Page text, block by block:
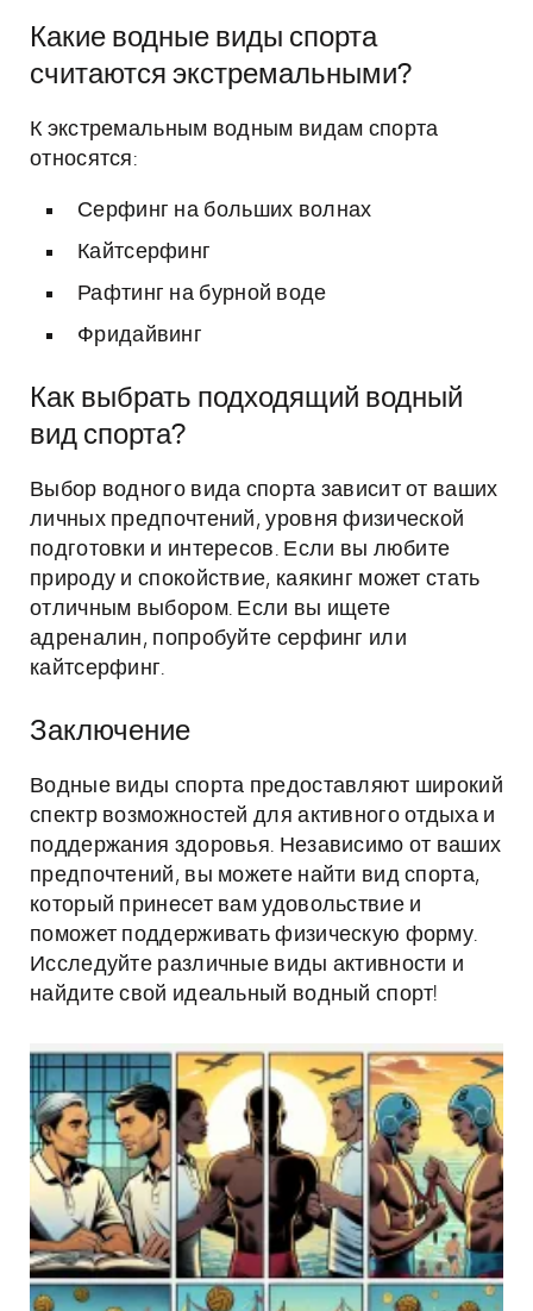
Какие водные виды спорта
считаются экстремальными?
К экстремальным водным видам спорта
относятся:
Серфинг на больших волнах
Кайтсерфинг
Рафтинг на бурной воде
Фридайвинг
Как выбрать подходящий водный
вид спорта?
Выбор водного вида спорта зависит от ваших
личных предпочтений, уровня физической
подготовки и интересов. Если вы любите
природу и спокойствие, каякинг может стать
отличным выбором. Если вы ищете
адреналин, попробуйте серфинг или
кайтсерфинг.
Заключение
Водные виды спорта предоставляют широкий
спектр возможностей для активного отдыха и
поддержания здоровья. Независимо от ваших
предпочтений, вы можете найти вид спорта,
который принесет вам удовольствие и
поможет поддерживать физическую форму.
Исследуйте различные виды активности и
найдите свой идеальный водный спорт!